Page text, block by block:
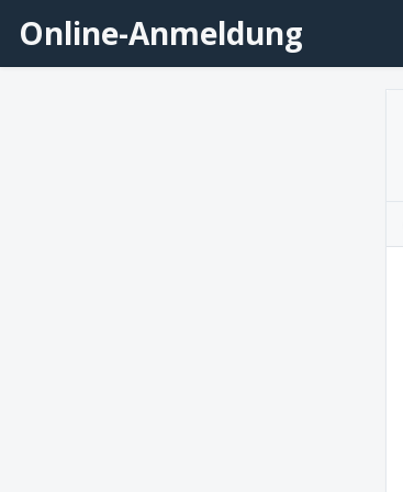
Online-Anmeldung